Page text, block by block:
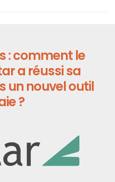
: comment le
a réussi sa
un nouvel outil
?